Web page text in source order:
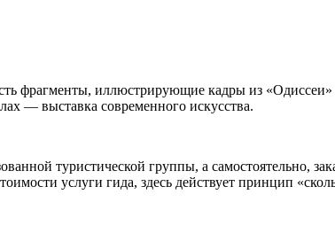
фрагменты, иллюстрирующие кадры из «Одиссеи»
— выставка современного искусства.
туристической группы, а самостоятельно,
услуги гида, здесь действует принцип